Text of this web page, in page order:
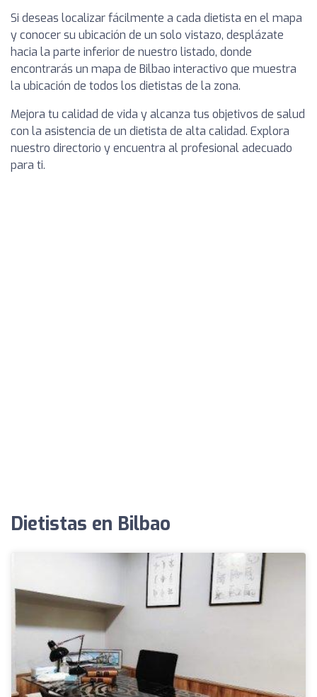
Si deseas localizar fácilmente a cada dietista en el mapa
y conocer su ubicación de un solo vistazo, desplázate
hacia la parte inferior de nuestro listado, donde
encontrarás un mapa de Bilbao interactivo que muestra
la ubicación de todos los dietistas de la zona.
Mejora tu calidad de vida y alcanza tus objetivos de salud
con la asistencia de un dietista de alta calidad. Explora
nuestro directorio y encuentra al profesional adecuado
para ti.
Dietistas en Bilbao